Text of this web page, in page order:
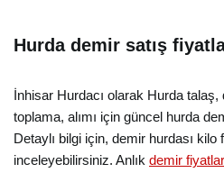
Hurda demir satış
İnhisar Hurdacı olarak Hurda talaş,
toplama, alımı için güncel hurda
Detaylı bilgi için, demir hurdası kilo
inceleyebilirsiniz. Anlık demir